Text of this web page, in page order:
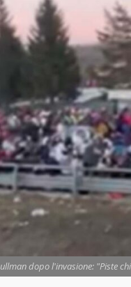
dopo l'invasione: "Piste